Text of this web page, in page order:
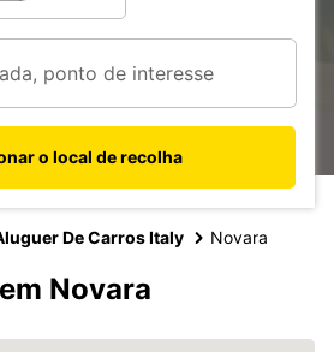
o local de recolha
De Carros Italy Novara
Novara